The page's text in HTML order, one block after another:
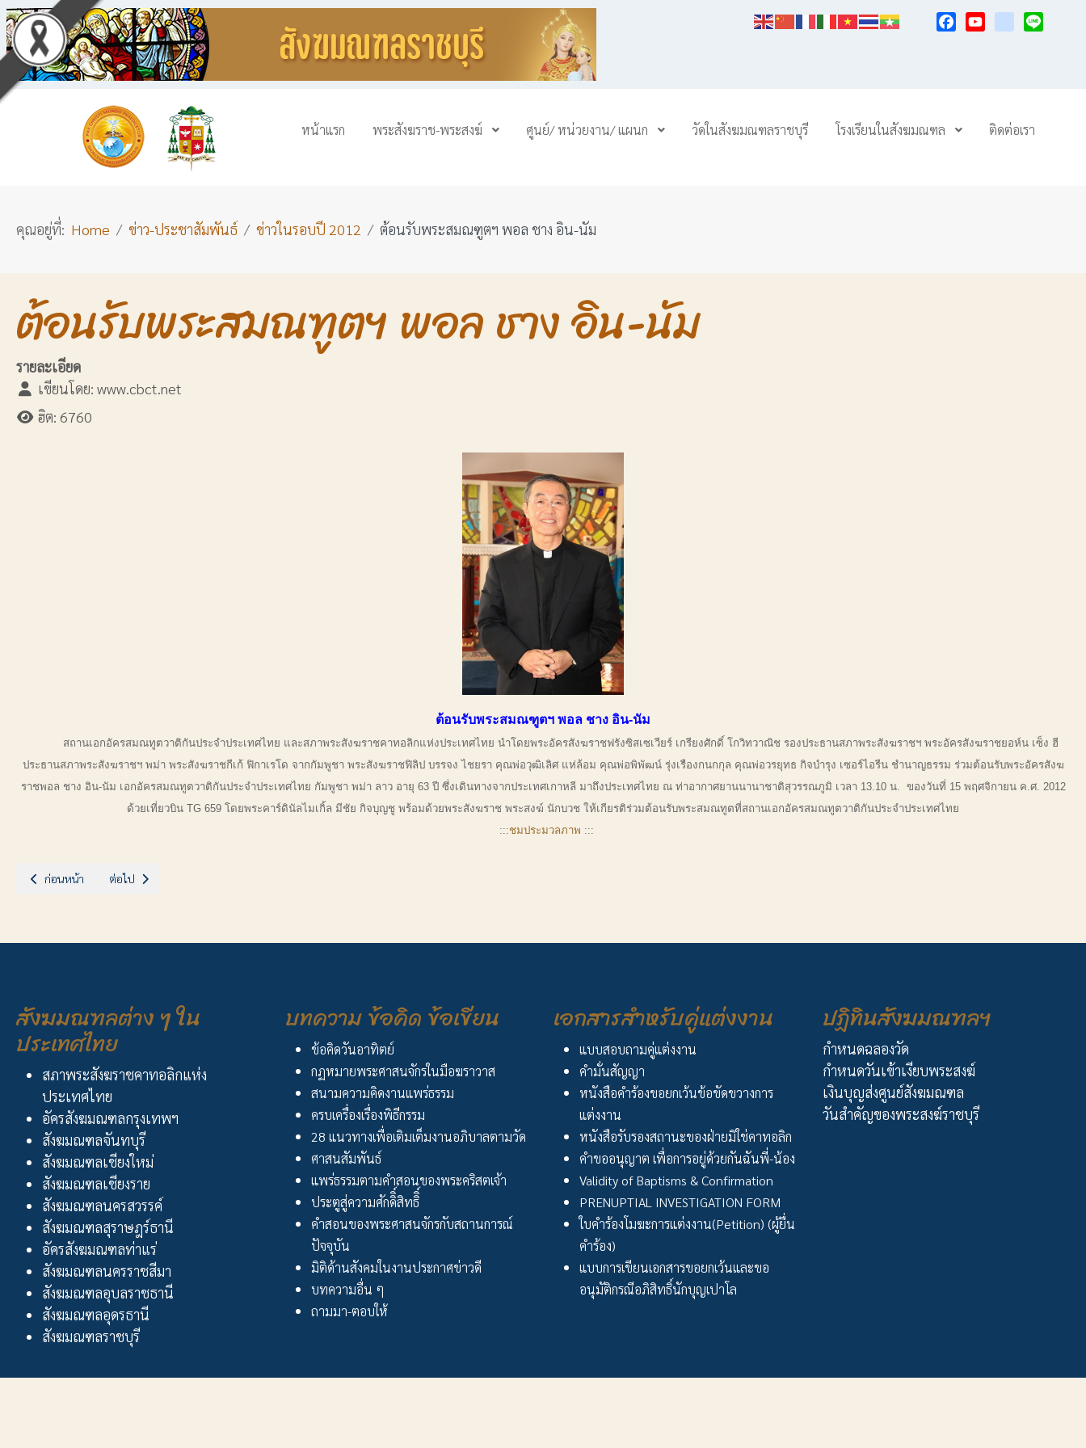
หน้าแรก พระสังฆราช-พระสงฆ์ ศูนย์/ หน่วยงาน/ แผนก วัดในสังฆมณฑลราชบุรี โรงเรียนในสังฆมณฑล ติดต่อเรา
คุณอยู่ที่: Home ข่าว-ประชาสัมพันธ์ ข่าวในรอบปี 2012 ต้อนรับพระสมณฑูตฯ พอล ชาง อิน-นัม
ต้อนรับพระสมณฑูตฯ พอล ชาง อิน-นัม
รายละเอียด
เขียนโดย: www.cbct.net
ฮิต: 6760
ต้อนรับพระสมณฑูตฯ พอล ชาง อิน-นัม
สถานเอกอัครสมณทูตวาติกันประจำประเทศไทย และสภาพระสังฆราชคาทอลิกแห่งประเทศไทย นำโดยพระอัครสังฆราชฟรังซิสเซเวียร์ เกรียงศักดิ์ โกวิทวาณิช รองประธานสภาพระสังฆราชฯ พระอัครสังฆราชยอห์น เซ็ง ฮี
ประธานสภาพระสังฆราชฯ พม่า พระสังฆราชกีเก้ ฟิกาเรโด จากกัมพูชา พระสังฆราชฟิลิป บรรจง ไชยรา คุณพ่อวุฒิเลิศ แห่ล้อม คุณพ่อพิพัฒน์ รุ่งเรืองกนกกุล คุณพ่อวรยุทธ กิจบำรุง เซอร์ไอรีน ชำนาญธรรม ร่วมต้อนรับพระอัครสังฆ
ราชพอล ชาง อิน-นัม เอกอัครสมณทูตวาติกันประจำประเทศไทย กัมพูชา พม่า ลาว อายุ 63 ปี ซึ่งเดินทางจากประเทศเกาหลี มาถึงประเทศไทย ณ ท่าอากาศยานนานาชาติสุวรรณภูมิ เวลา 13.10 น. ของวันที่ 15 พฤศจิกายน ค.ศ. 2012
ด้วยเที่ยวบิน TG 659 โดยพระคาร์ดินัลไมเกิ้ล มีชัย กิจบุญชู พร้อมด้วยพระสังฆราช พระสงฆ์ นักบวช ให้เกียรติร่วมต้อนรับพระสมณทูตที่สถานเอกอัครสมณทูตวาติกันประจำประเทศไทย
:::ชมประมวลภาพ :::
เนื้อหาก่อนหน้า: ฉลองวัดแม่พระถวายองค์ในพระวิหาร ลูกแก
ก่อนหน้า เนื้อหาถัดไป: ประกาศ เรื่อง “ปีแห่งความเชื่อ”
ต่อไป
สังฆมณฑลต่าง ๆ ใน
ประเทศไทย
สภาพระสังฆราชคาทอลิกแห่ง
ประเทศไทย
อัครสังฆมณฑลกรุงเทพฯ
สังฆมณฑลจันทบุรี
สังฆมณฑลเชียงใหม่
สังฆมณฑลเชียงราย
สังฆมณฑลนครสวรรค์
สังฆมณฑลสุราษฎร์ธานี
อัครสังฆมณฑลท่าแร่
สังฆมณฑลนครราชสีมา
สังฆมณฑลอุบลราชธานี
สังฆมณฑลอุดรธานี
สังฆมณฑลราชบุรี
บทความ ข้อคิด ข้อเขียน
ข้อคิดวันอาทิตย์
กฏหมายพระศาสนจักรในมือฆราวาส
สนามความคิดงานแพร่ธรรม
ครบเครื่องเรื่องพิธีกรรม
28 แนวทางเพื่อเติมเต็มงานอภิบาลตามวัด
ศาสนสัมพันธ์
แพร่ธรรมตามคำสอนของพระคริสตเจ้า
ประตูสู่ความศักดิิ์สิทธิิ์
คำสอนของพระศาสนจักรกับสถานการณ์
ปัจจุบัน
มิติด้านสังคมในงานประกาศข่าวดี
บทความอื่น ๆ
ถามมา-ตอบให้
เอกสารสำหรับคู่แต่งงาน
แบบสอบถามคู่แต่งงาน
คำมั่นสัญญา
หนังสือคำร้องขอยกเว้นข้อขัดขวางการ
แต่งงาน
หนังสือรับรองสถานะของฝ่ายมิใช่คาทอลิก
คำขออนุญาต เพื่อการอยู่ด้วยกันฉันพี่-น้อง
Validity of Baptisms & Confirmation
PRENUPTIAL INVESTIGATION FORM
ใบคำร้องโมฆะการแต่งงาน(Petition) (ผู้ยื่น
คำร้อง)
แบบการเขียนเอกสารขอยกเว้นและขอ
อนุมัติกรณีอภิสิทธิ์นักบุญเปาโล
ปฏิทินสังฆมณฑลฯ
กำหนดฉลองวัด
กำหนดวันเข้าเงียบพระสงฆ์
เงินบุญส่งศูนย์สังฆมณฑล
วันสำคัญของพระสงฆ์ราชบุรี